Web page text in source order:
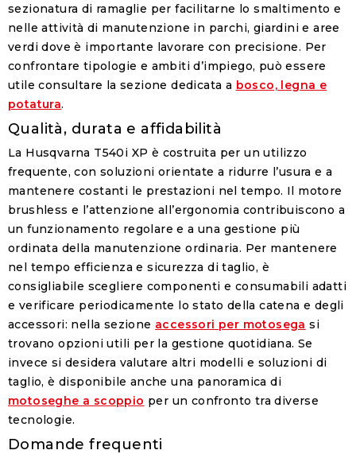
sezionatura di ramaglie per facilitarne lo smaltimento e
nelle attività di manutenzione in parchi, giardini e aree
verdi dove è importante lavorare con precisione. Per
confrontare tipologie e ambiti d’impiego, può essere
utile consultare la sezione dedicata a bosco, legna e
potatura.
Qualità, durata e affidabilità
La Husqvarna T540i XP è costruita per un utilizzo
frequente, con soluzioni orientate a ridurre l’usura e a
mantenere costanti le prestazioni nel tempo. Il motore
brushless e l’attenzione all’ergonomia contribuiscono a
un funzionamento regolare e a una gestione più
ordinata della manutenzione ordinaria. Per mantenere
nel tempo efficienza e sicurezza di taglio, è
consigliabile scegliere componenti e consumabili adatti
e verificare periodicamente lo stato della catena e degli
accessori: nella sezione accessori per motosega si
trovano opzioni utili per la gestione quotidiana. Se
invece si desidera valutare altri modelli e soluzioni di
taglio, è disponibile anche una panoramica di
motoseghe a scoppio per un confronto tra diverse
tecnologie.
Domande frequenti